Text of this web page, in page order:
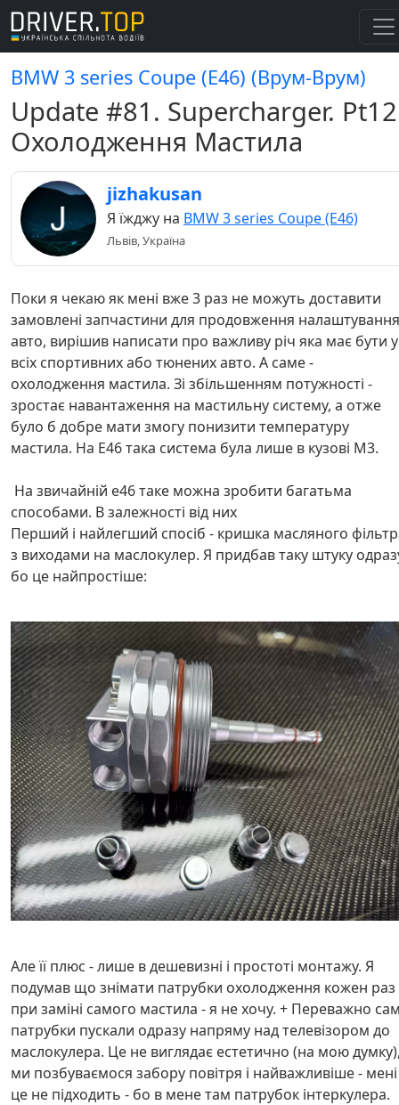
BMW 3 series Coupe (E46) (Врум-Врум)
Update #81. Supercharger.
Охолодження Мастила
jizhakusan
Я їжджу на BMW 3 series Coupe (E46)
Львів, Україна
Поки я чекаю як мені вже 3 раз не можуть доставити
замовлені запчастини для продовження налаштування
авто, вирішив написати про важливу річ яка має бути у
всіх спортивних або тюнених авто. А саме -
охолодження мастила. Зі збільшенням потужності -
зростає навантаження на мастильну систему, а отже
було б добре мати змогу понизити температуру
мастила. На E46 така система була лише в кузові M3.
На звичайній e46 таке можна зробити багатьма
способами. В залежності від них
Перший і найлегший спосіб - кришка масляного
з виходами на маслокулер. Я придбав таку штуку
бо це найпростіше:
Але її плюс - лише в дешевизні і простоті монтажу. Я
подумав що знімати патрубки охолодження кожен раз
при заміні самого мастила - я не хочу. + Переважно
патрубки пускали одразу напряму над телевізором до
маслокулера. Це не виглядає естетично (на мою
ми позбуваємося забору повітря і найважливіше - мені
це не підходить - бо в мене там патрубок інтеркулера.